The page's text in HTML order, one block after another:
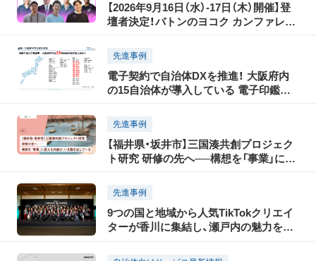
【2026年9月16日（水）-17日（木）開催】登
壇者決定！バトンのヨコク カンファレン
課題のピントとヒント
先進事例
電子契約で自治体DXを推進！ 大阪府内
の15自治体が導入している 電子印鑑
先進事例
【福井県・坂井市】三国湊共創プロジェク
ト研究 研修の先へ──構想を「事業」に変
先進事例
9つの国と地域から人気TikTokクリエイ
ターが香川に集結し、瀬戸内の魅力を